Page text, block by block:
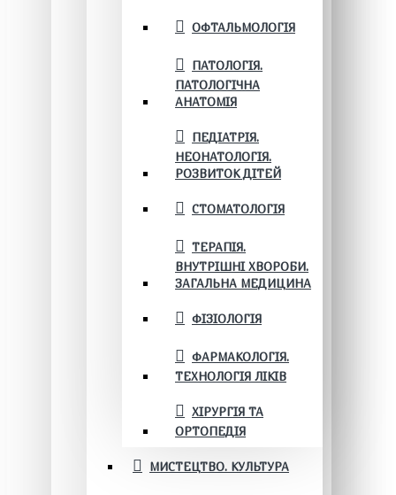
ОФТАЛЬМОЛОГІЯ
ПАТОЛОГІЯ.
ПАТОЛОГІЧНА
АНАТОМІЯ
ПЕДІАТРІЯ.
НЕОНАТОЛОГІЯ.
РОЗВИТОК ДІТЕЙ
СТОМАТОЛОГІЯ
ТЕРАПІЯ.
ВНУТРІШНІ ХВОРОБИ.
ЗАГАЛЬНА МЕДИЦИНА
ФІЗІОЛОГІЯ
ФАРМАКОЛОГІЯ.
ТЕХНОЛОГІЯ ЛІКІВ
ХІРУРГІЯ ТА
ОРТОПЕДІЯ
МИСТЕЦТВО. КУЛЬТУРА